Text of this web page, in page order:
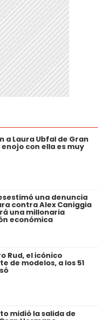
a Laura Ubfal de Gran
enojo con ella es muy
una denuncia
contra Alex Caniggia
una millonaria
económica
Rud, el icónico
de modelos, a los 51
midió la salida de